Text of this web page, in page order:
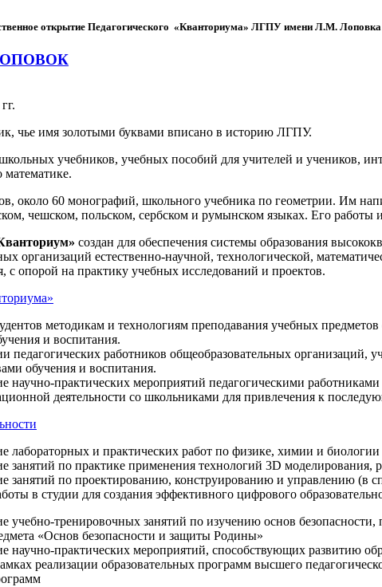
открытие Педагогического «Кванториума» ЛГПУ имени Л.М. Лоповка
чье имя золотыми буквами вписано в историю ЛГПУ.
учебников, учебных пособий для учителей и учеников,
математике.
около 60 монографий, школьного учебника по геометрии. Им
чешском, польском, сербском и румынском языках. Его
создан для обеспечения системы образования
организаций естественно-научной, технологической,
с опорой на практику учебных исследований и проектов.
методикам и технологиям преподавания учебных
и воспитания.
педагогических работников общеобразовательных
обучения и воспитания.
научно-практических мероприятий педагогическими
деятельности со школьниками для привлечения к
лабораторных и практических работ по физике, химии и
занятий по практике применения технологий 3D
занятий по проектированию, конструированию и управлению (в
в студии для создания эффективного цифрового
учебно-тренировочных занятий по изучению основ
«Основ безопасности и защиты Родины»
научно-практических мероприятий, способствующих развитию
реализации образовательных программ высшего